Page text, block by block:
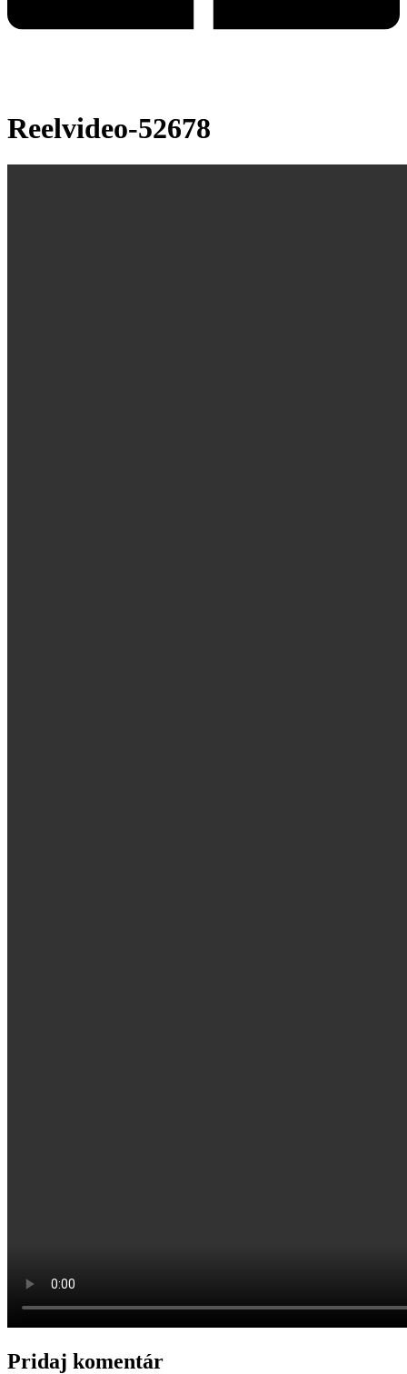
Reelvideo-52678
Pridaj komentár